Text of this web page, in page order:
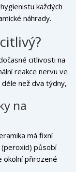
každých
náhrady.
škrabky
být pokryta
kontaktu metalu
žádné
nezůstanou
citlivosti na
reakce nervu ve
než dva týdny,
pulpy nebo
použití pasty
keramiky a
na
má fixní
(peroxid) působí
okolní přirozené